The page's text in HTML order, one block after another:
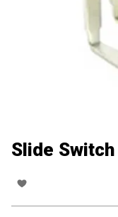
Slide Switch